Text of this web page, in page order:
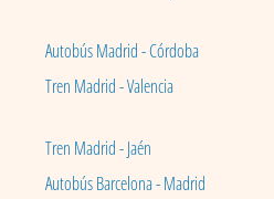
Autobús Madrid - Córdoba
Tren Madrid - Valencia
Tren Madrid - Jaén
Autobús Barcelona - Madrid